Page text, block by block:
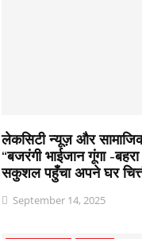
लेकसिटी न्यूज़ और सामाजिक
“बजरंगी भाईजान गूंगा -
सकुशल पहुँचा अपने घर
September 14, 2025